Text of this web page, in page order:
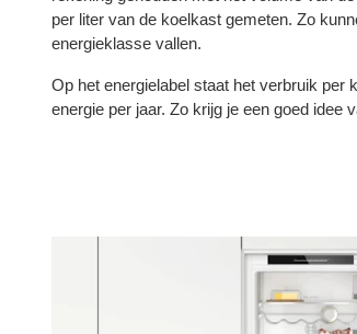
per liter van de koelkast gemeten. Zo
energieklasse vallen.
Op het energielabel staat het verbruik per
energie per jaar. Zo krijg je een goed idee